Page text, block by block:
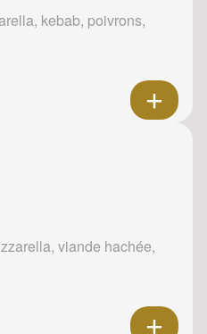
kebab, poivrons,
viande hachée,